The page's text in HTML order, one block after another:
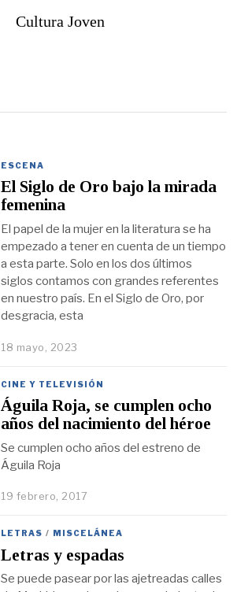
Cultura Joven
ESCENA
El Siglo de Oro bajo la mirada
femenina
El papel de la mujer en la literatura se ha
empezado a tener en cuenta de un tiempo
a esta parte. Solo en los dos últimos
siglos contamos con grandes referentes
en nuestro país. En el Siglo de Oro, por
desgracia, esta
18 mayo, 2023
CINE Y TELEVISIÓN
Águila Roja, se cumplen ocho
años del nacimiento del héroe
Se cumplen ocho años del estreno de
Águila Roja
19 febrero, 2017
LETRAS / MISCELÁNEA
Letras y espadas
Se puede pasear por las ajetreadas calles